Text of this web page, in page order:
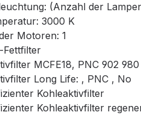
(Anzahl der
3000 K
Motoren: 1
MCFE18, PNC 902
Long Life: , PNC , No
Kohleaktivfilter
Kohleaktivfilter